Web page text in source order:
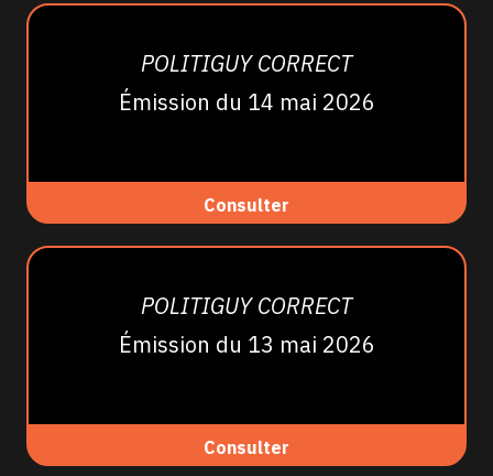
POLITIGUY CORRECT
Émission du 14 mai 2026
Consulter
POLITIGUY CORRECT
Émission du 13 mai 2026
Consulter